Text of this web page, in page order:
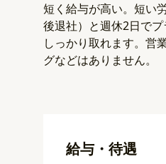
短く給与が高い。短い
後退社）と週休2日で
しっかり取れます。営
グなどはありません。
給与・待遇